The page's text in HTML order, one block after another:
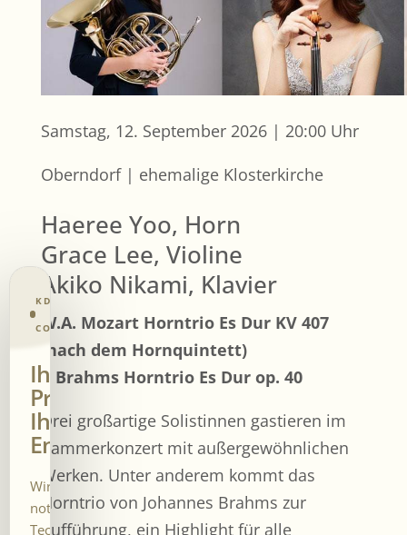
Samstag, 12. September 2026 | 20:00 Uhr
Oberndorf | ehemalige Klosterkirche
Haeree Yoo, Horn
Grace Lee, Violine
Akiko Nikami, Klavier
W.A. Mozart Horntrio Es Dur KV 407
(nach dem Hornquintett)
J. Brahms Horntrio Es Dur op. 40
Drei großartige Solistinnen gastieren im
Kammerkonzert mit außergewöhnlichen
Werken. Unter anderem kommt das
Horntrio von Johannes Brahms zur
Aufführung, ein Highlight für alle
KD CONSENT · PRIVACY
CONTROL
Ihre
Privatsphäre.
Ihre
Entscheidung.
Wir verwenden
notwendige
Technologien und – nur